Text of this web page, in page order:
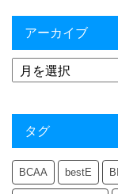
アーカイブ
タグ
BCAA bestE